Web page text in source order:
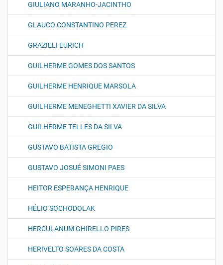
GIULIANO MARANHO-JACINTHO
GLAUCO CONSTANTINO PEREZ
GRAZIELI EURICH
GUILHERME GOMES DOS SANTOS
GUILHERME HENRIQUE MARSOLA
GUILHERME MENEGHETTI XAVIER DA SILVA
GUILHERME TELLES DA SILVA
GUSTAVO BATISTA GREGIO
GUSTAVO JOSUÉ SIMONI PAES
HEITOR ESPERANÇA HENRIQUE
HÉLIO SOCHODOLAK
HERCULANUM GHIRELLO PIRES
HERIVELTO SOARES DA COSTA